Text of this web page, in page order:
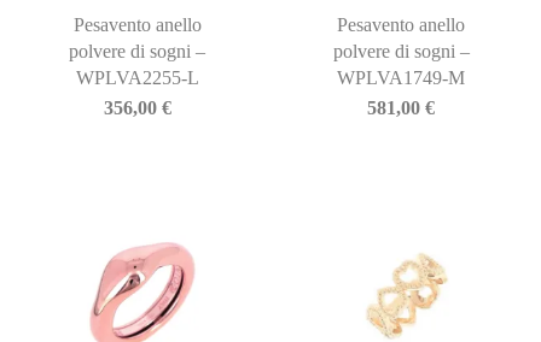
Pesavento anello
polvere di sogni –
WPLVA2255-L
356,00 €
Pesavento anello
polvere di sogni –
WPLVA1749-M
581,00€